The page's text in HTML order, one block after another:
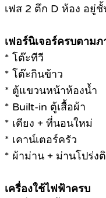
เฟส 2 ตึก D ห้อง อยู่
เฟอร์นิเจอร์ครบตามภ
* โต๊ะทีวี
* โต๊ะกินข้าว
* ตู้แขวนหน้าห้องน้ำ
* Built-in ตู้เสื้อผ้า
* เตียง + ที่นอนใหม่
* เคาน์เตอร์ครัว
* ผ้าม่าน + ม่านโปร่ง
เครื่องใช้ไฟฟ้าครบ